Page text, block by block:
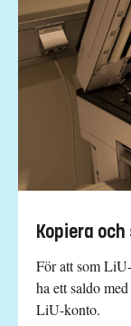
Kopiera
För att som
ha ett saldo
LiU-konto.